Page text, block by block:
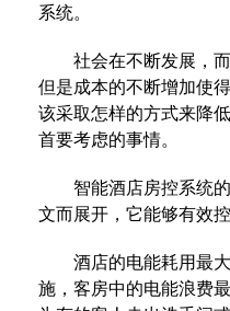
系统。
社会在不断发展，而
但是成本的不断增加使
该采取怎样的方式来降
首要考虑的事情。
智能酒店房控系统的
文而展开，它能够有效
酒店的电能耗用最大
施，客房中的电能浪费